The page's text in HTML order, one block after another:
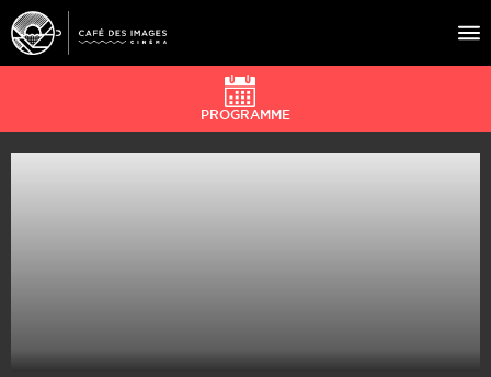
À L’AFFICHE
PROGRAMME